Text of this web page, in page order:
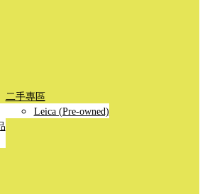
二手專區
Leica (Pre-owned)